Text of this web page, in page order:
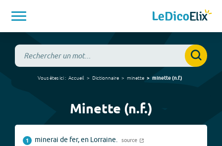
Vous êtes ici : Accueil Dictionnaire minette minette(n.f.)
Minette (n.f.)
1 minerai de fer, en Lorraine. source